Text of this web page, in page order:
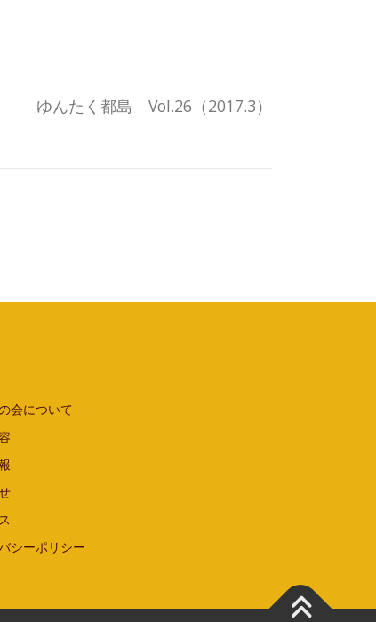
ゆんたく都島 Vol.26（2017.3）
会について
シーポリシー